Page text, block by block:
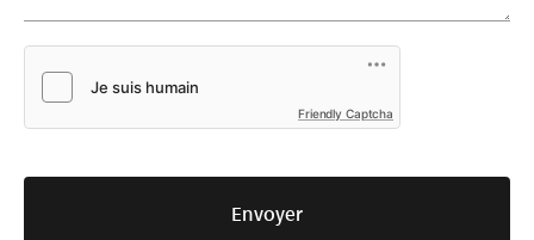
Friendly Captcha
Envoyer